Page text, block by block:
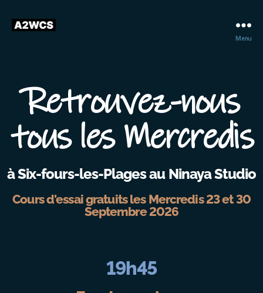
Menu
Retrouvez-nous
tous les Mercredis
à Six-fours-les-Plages au Ninaya Studio
Cours d'essai gratuits les Mercredis 23 et 30
Septembre 2026
19h45